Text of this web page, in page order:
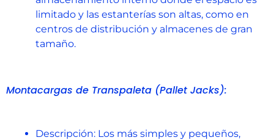
limitado y las estanterías son altas, como en
centros de distribución y almacenes de gran
tamaño.
Montacargas de Transpaleta (Pallet Jacks):
Descripción: Los más simples y pequeños,